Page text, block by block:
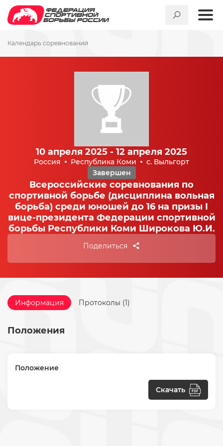
Календарь соревнований
10 апреля 2025 - 12 апреля 2025
Россия Республика Коми
с. Выльгорт
Завершен
Всероссийские соревнования по
спортивной борьбе (дисциплина вольная
борьба) среди юношей до 16 на призы I
вице-президента Федерации спортивной
борьбы Республики Коми Широкова Ю.И.
Поделиться
Информация Протоколы (1)
Положения
Положение
Скачать